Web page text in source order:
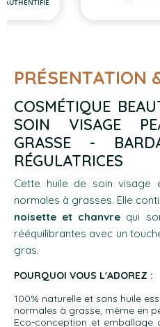
PRÉSENTATION
COSMÉTIQUE
SOIN VISAGE
GRASSE -
RÉGULATRICES
Cette huile de soin visage
normales à grasses. Elle
noisette et chanvre qui
rééquilibrantes avec un
gras.
POURQUOI VOUS L'ADOREZ :
100% naturelle et sans huile
normales à grasse, même en
Eco-conception et emballage